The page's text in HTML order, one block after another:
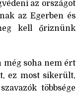
az országot
az Egerben és
kell őriznünk
még soha nem ért
ez most sikerült,
többsége